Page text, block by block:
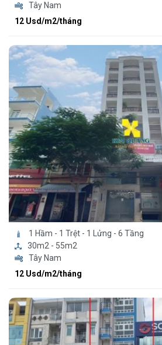
Tây Nam
12 Usd/m2/tháng
1 Hầm - 1 Trệt - 1 Lửng - 6 Tầng
30m2 - 55m2
Tây Nam
12 Usd/m2/tháng